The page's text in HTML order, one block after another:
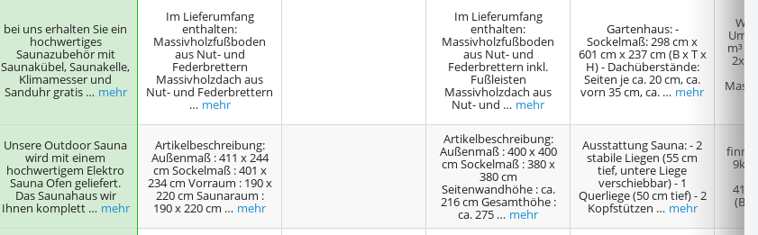
bei uns erhalten Sie ein
hochwertiges
Saunazubehör mit
Saunakübel, Saunakelle,
Klimamesser und
Sanduhr gratis … mehr
Im Lieferumfang
enthalten:
Massivholzfußboden
aus Nut- und
Federbrettern
Massivholzdach aus
Nut- und Federbrettern
… mehr
Im Lieferumfang
enthalten:
Massivholzfußboden
aus Nut- und
Federbrettern inkl.
Fußleisten
Massivholzdach aus
Nut- und … mehr
Gartenhaus: -
Sockelmaß: 298 cm x
601 cm x 237 cm (B x T x
H) - Dachüberstände:
Seiten je ca. 20 cm, ca.
vorn 35 cm, ca. … mehr
m³ 3
2x
Unsere Outdoor Sauna
wird mit einem
hochwertigem Elektro
Sauna Ofen geliefert.
Das Saunahaus wir
Ihnen komplett … mehr
Artikelbeschreibung:
Außenmaß : 411 x 244
cm Sockelmaß : 401 x
234 cm Vorraum : 190 x
220 cm Saunaraum :
190 x 220 cm … mehr
Artikelbeschreibung:
Außenmaß : 400 x 400
cm Sockelmaß : 380 x
380 cm
Seitenwandhöhe : ca.
216 cm Gesamthöhe :
ca. 275 … mehr
Ausstattung Sauna: - 2
stabile Liegen (55 cm
tief, untere Liege
verschiebbar) - 1
Querliege (50 cm tief) - 2
Kopfstützen … mehr